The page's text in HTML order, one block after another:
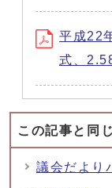
平成22
式、
この記事と同
議会だより